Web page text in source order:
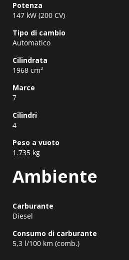
Potenza
147 kW (200 CV)
Tipo di cambio
Automatico
Cilindrata
1968 cm³
Marce
7
Cilindri
4
Peso a vuoto
1.735 kg
Ambiente
Carburante
Diesel
Consumo di carburante
5,3 l/100 km (comb.)